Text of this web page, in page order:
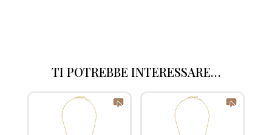
TI POTREBBE INTERESSARE…